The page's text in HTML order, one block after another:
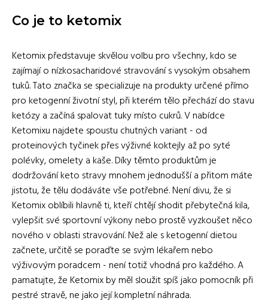
Co je to ketomix
Ketomix představuje skvělou volbu pro všechny, kdo se
zajímají o nízkosacharidové stravování s vysokým obsahem
tuků. Tato značka se specializuje na produkty určené přímo
pro ketogenní životní styl, při kterém tělo přechází do stavu
ketózy a začíná spalovat tuky místo cukrů. V nabídce
Ketomixu najdete spoustu chutných variant - od
proteinových tyčinek přes výživné koktejly až po syté
polévky, omelety a kaše. Díky těmto produktům je
dodržování keto stravy mnohem jednodušší a přitom máte
jistotu, že tělu dodáváte vše potřebné. Není divu, že si
Ketomix oblíbili hlavně ti, kteří chtějí shodit přebytečná kila,
vylepšit své sportovní výkony nebo prostě vyzkoušet něco
nového v oblasti stravování. Než ale s ketogenní dietou
začnete, určitě se poraďte se svým lékařem nebo
výživovým poradcem - není totiž vhodná pro každého. A
pamatujte, že Ketomix by měl sloužit spíš jako pomocník při
pestré stravě, ne jako její kompletní náhrada.